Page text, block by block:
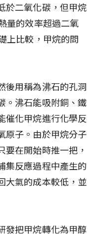
於二氧化碳，但甲烷
量的效率超過二氧
上比較，甲烷的問
後用稱為沸石的孔洞
。沸石能吸附銅、鐵
催化甲烷進行化學反
原子。由於甲烷分子
在開始時推一把，
集反應過程中產生的
大氣的成本較低，並
發把甲烷轉化為甲醇